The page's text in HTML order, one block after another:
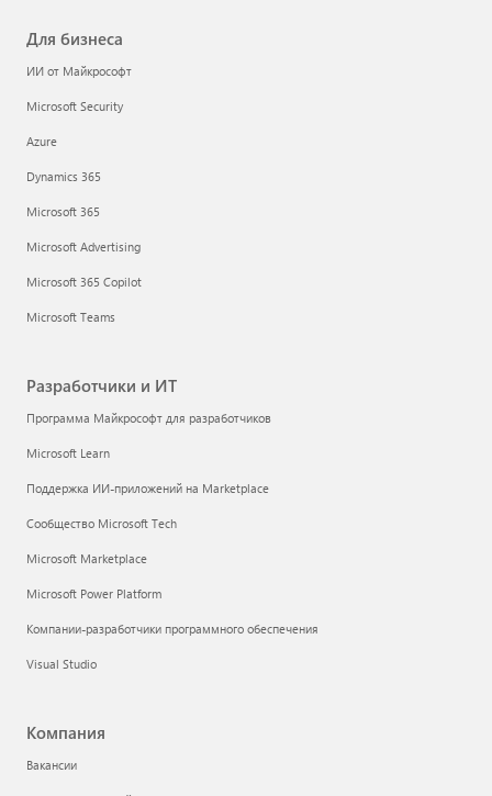
Для бизнеса
ИИ от Майкрософт
Microsoft Security
Azure
Dynamics 365
Microsoft 365
Microsoft Advertising
Microsoft 365 Copilot
Microsoft Teams
Разработчики и ИТ
Программа Майкрософт для разработчиков
Microsoft Learn
Поддержка ИИ-приложений на Marketplace
Сообщество Microsoft Tech
Microsoft Marketplace
Microsoft Power Platform
Компании-разработчики программного обеспечения
Visual Studio
Компания
Вакансии